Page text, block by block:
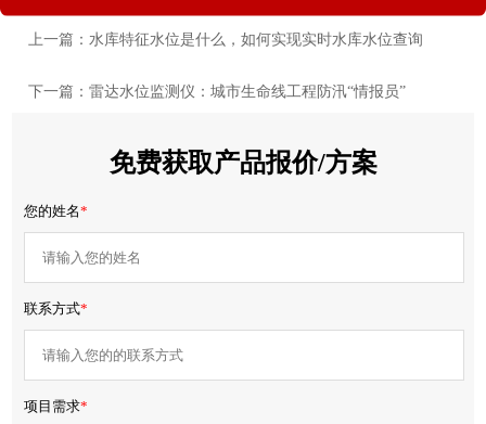
上一篇：水库特征水位是什么，如何实现实时水库水位查询
下一篇：雷达水位监测仪：城市生命线工程防汛“情报员”
免费获取产品报价/方案
您的姓名*
联系方式*
项目需求*